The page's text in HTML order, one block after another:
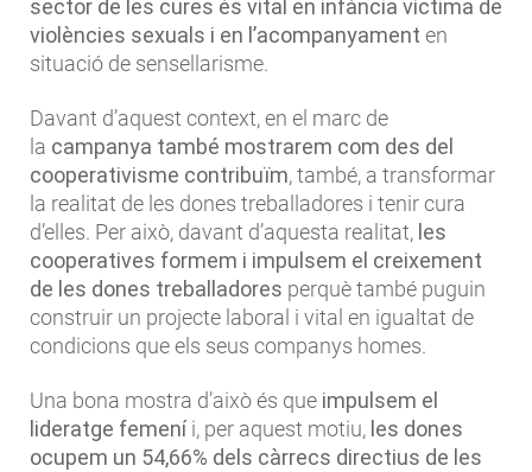
sector de les cures és vital en infància víctima de
violències sexuals i en l’acompanyament en
situació de sensellarisme.
Davant d’aquest context, en el marc de
la campanya també mostrarem com des del
cooperativisme contribuïm, també, a transformar
la realitat de les dones treballadores i tenir cura
d’elles. Per això, davant d’aquesta realitat, les
cooperatives formem i impulsem el creixement
de les dones treballadores perquè també puguin
construir un projecte laboral i vital en igualtat de
condicions que els seus companys homes.
Una bona mostra d’això és que impulsem el
lideratge femeníi, per aquest motiu, les dones
ocupem un 54,66% dels càrrecs directius de les